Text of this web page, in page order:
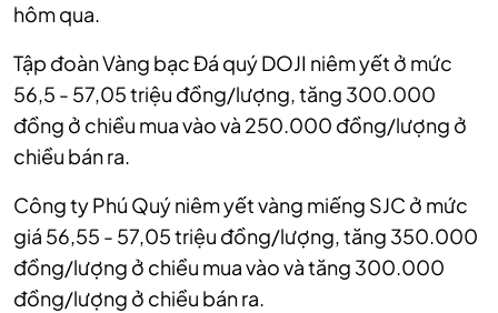
hôm qua.
Tập đoàn Vàng bạc Đá quý DOJI niêm yết ở mức
56,5 - 57,05 triệu đồng/lượng, tăng 300.000
đồng ở chiều mua vào và 250.000 đồng/lượng ở
chiều bán ra.
Công ty Phú Quý niêm yết vàng miếng SJC ở mức
giá 56,55 - 57,05 triệu đồng/lượng, tăng 350.000
đồng/lượng ở chiều mua vào và tăng 300.000
đồng/lượng ở chiều bán ra.